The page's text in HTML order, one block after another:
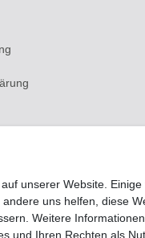
unserer Website.
uns helfen, diese
Weitere
und Ihren Rechten als